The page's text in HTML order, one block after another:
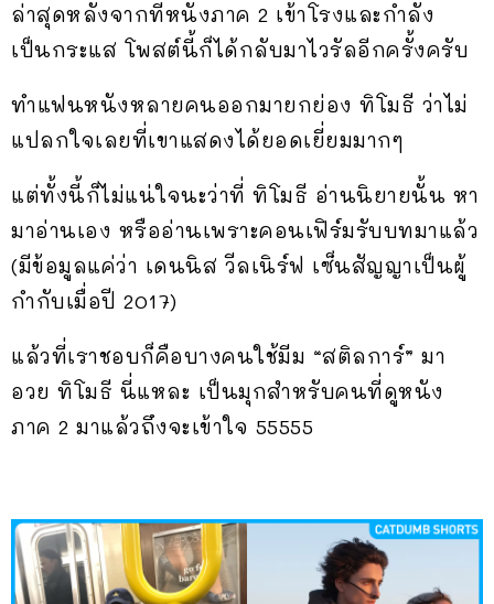
ล่าสุดหลังจากที่หนังภาค 2 เข้าโรงและกำลัง
เป็นกระแส โพสต์นี้ก็ได้กลับมาไวรัลอีกครั้งครับ
ทำแฟนหนังหลายคนออกมายกย่อง ทิโมธี ว่าไม่
แปลกใจเลยที่เขาแสดงได้ยอดเยี่ยมมากๆ
แต่ทั้งนี้ก็ไม่แน่ใจนะว่าที่ ทิโมธี อ่านนิยายนั้น หา
มาอ่านเอง หรืออ่านเพราะคอนเฟิร์มรับบทมาแล้ว
(มีข้อมูลแค่ว่า เดนนิส วีลเนิร์ฟ เซ็นสัญญาเป็นผู้
กำกับเมื่อปี 2017)
แล้วที่เราชอบก็คือบางคนใช้มีม “สติลการ์” มา
อวย ทิโมธี นี่แหละ เป็นมุกสำหรับคนที่ดูหนัง
ภาค 2 มาแล้วถึงจะเข้าใจ 55555